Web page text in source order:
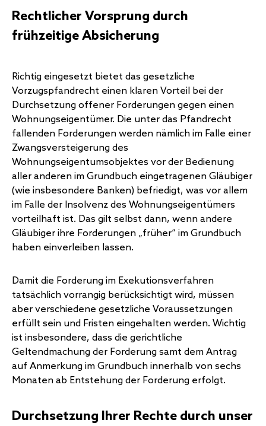
Rechtlicher Vorsprung durch
frühzeitige Absicherung
Richtig eingesetzt bietet das gesetzliche
Vorzugspfandrecht einen klaren Vorteil bei der
Durchsetzung offener Forderungen gegen einen
Wohnungseigentümer. Die unter das Pfandrecht
fallenden Forderungen werden nämlich im Falle einer
Zwangsversteigerung des
Wohnungseigentumsobjektes vor der Bedienung
aller anderen im Grundbuch eingetragenen Gläubiger
(wie insbesondere Banken) befriedigt, was vor allem
im Falle der Insolvenz des Wohnungseigentümers
vorteilhaft ist. Das gilt selbst dann, wenn andere
Gläubiger ihre Forderungen „früher“ im Grundbuch
haben einverleiben lassen.
Damit die Forderung im Exekutionsverfahren
tatsächlich vorrangig berücksichtigt wird, müssen
aber verschiedene gesetzliche Voraussetzungen
erfüllt sein und Fristen eingehalten werden. Wichtig
ist insbesondere, dass die gerichtliche
Geltendmachung der Forderung samt dem Antrag
auf Anmerkung im Grundbuch innerhalb von sechs
Monaten ab Entstehung der Forderung erfolgt.
Durchsetzung Ihrer Rechte durch unser